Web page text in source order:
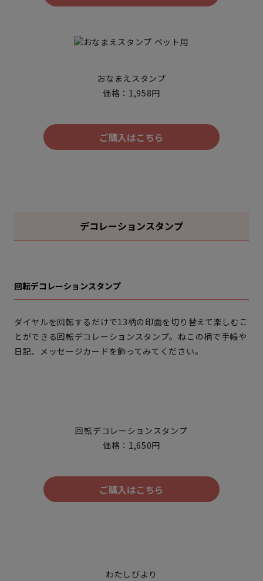
おなまえスタンプ
価格：1,958円
ご購入はこちら
デコレーションスタンプ
回転デコレーションスタンプ
ダイヤルを回転するだけで13柄の印面を切り替えて楽しむこ
とができる回転デコレーションスタンプ。ねこの柄で手帳や
日記、メッセージカードを飾ってみてください。
回転デコレーションスタンプ
価格：1,650円
ご購入はこちら
わたしびより